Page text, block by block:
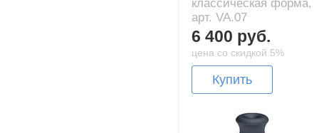
классическая форма,
арт. VA.07
6 400 руб.
цена со скидкой 5%
Купить